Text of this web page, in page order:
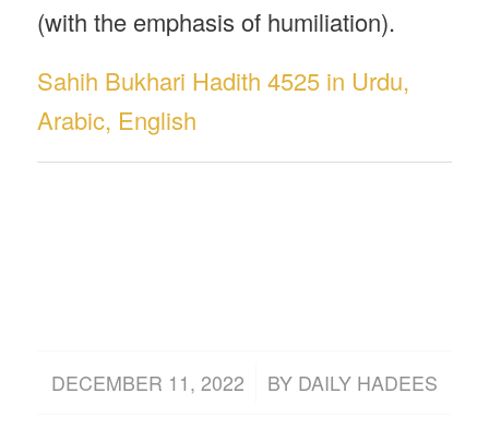
(with the emphasis of humiliation).
Sahih Bukhari Hadith 4525 in Urdu,
Arabic, English
DECEMBER 11, 2022
/ BY DAILY HADEES